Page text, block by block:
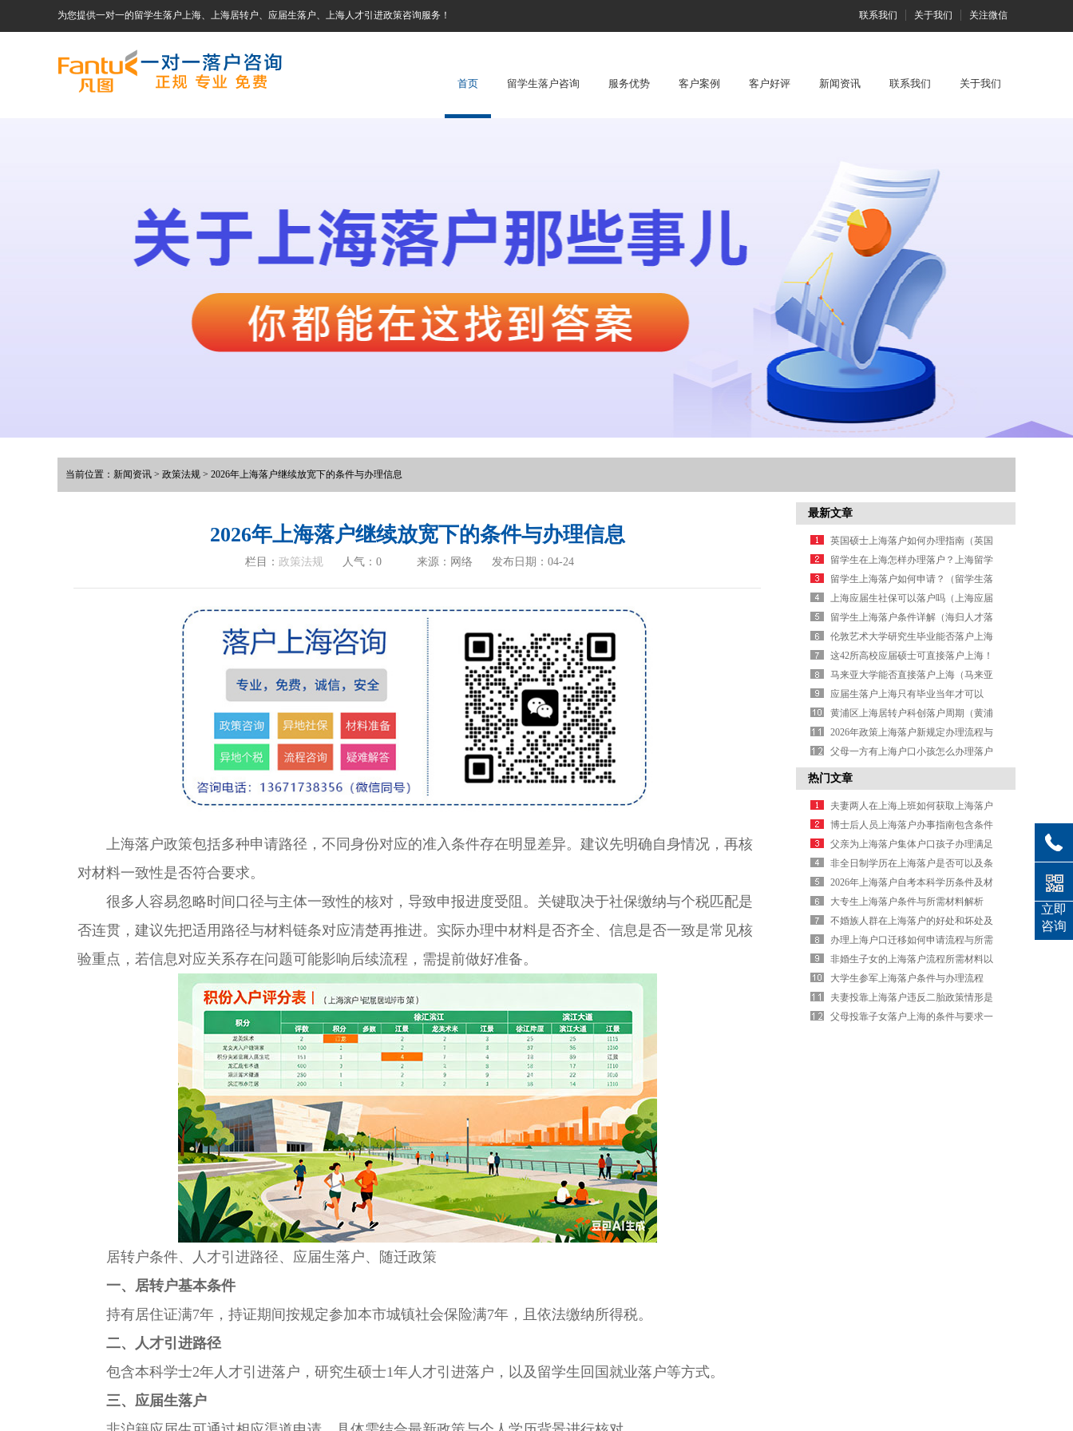
为您提供一对一的留学生落户上海、上海居转户、应届生落户、上海人才引进政策咨询服务！ 联系我们 关于我们 关注微信
首页 留学生落户咨询 服务优势 客户案例 客户好评 新闻资讯 联系我们 关于我们
当前位置： 新闻资讯 > 政策法规 > 2026年上海落户继续放宽下的条件与办理信息
2026年上海落户继续放宽下的条件与办理信息
栏目： 政策法规 人气： 0 来源：网络 发布日期：04-24
上海落户政策包括多种申请路径，不同身份对应的准入条件存在明显差异。建议先明确自身情况，再核
对材料一致性是否符合要求。
很多人容易忽略时间口径与主体一致性的核对，导致申报进度受阻。关键取决于社保缴纳与个税匹配是
否连贯，建议先把适用路径与材料链条对应清楚再推进。实际办理中材料是否齐全、信息是否一致是常见核
验重点，若信息对应关系存在问题可能影响后续流程，需提前做好准备。
居转户条件、人才引进路径、应届生落户、随迁政策
一、居转户基本条件
持有居住证满7年，持证期间按规定参加本市城镇社会保险满7年，且依法缴纳所得税。
二、人才引进路径
包含本科学士2年人才引进落户，研究生硕士1年人才引进落户，以及留学生回国就业落户等方式。
三、应届生落户
最新文章
英国硕士上海落户如何办理指南（英国
硕士落户全攻略）
留学生在上海怎样办理落户？上海留学
生落户办理指南
留学生上海落户如何申请？（留学生落
户申请全攻略）
上海应届生社保可以落户吗（上海应届
生落户 交过社保）
留学生上海落户条件详解（海归人才落
户条件全解）
伦敦艺术大学研究生毕业能否落户上海
这42所高校应届硕士可直接落户上海！
（上海研究生毕业落户政策）
马来亚大学能否直接落户上海（马来亚
大学直接落户条件）
应届生落户上海只有毕业当年才可以
吗？（上海应届硕士毕业生可直接落
户）
黄浦区上海居转户科创落户周期（黄浦
科创居转户办理周期）
2026年政策上海落户新规定办理流程与
条件内容
父母一方有上海户口小孩怎么办理落户
所需材料及条件
热门文章
夫妻两人在上海上班如何获取上海落户
条件及办理信息
博士后人员上海落户办事指南包含条件
及材料详情说明
父亲为上海落户集体户口孩子办理满足
条件可以吗
非全日制学历在上海落户是否可以及条
件与办理信息
2026年上海落户自考本科学历条件及材
料是否可以
大专生上海落户条件与所需材料解析
不婚族人群在上海落户的好处和坏处及
办理信息说明
办理上海户口迁移如何申请流程与所需
材料的信息
非婚生子女的上海落户流程所需材料以
及办理信息
大学生参军上海落户条件与办理流程
夫妻投靠上海落户违反二胎政策情形是
否还可以办理
父母投靠子女落户上海的条件与要求一
立即
咨询